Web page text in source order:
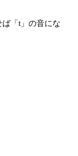
「t」の音にな